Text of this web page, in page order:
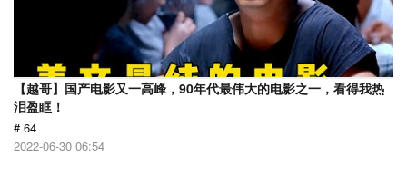
【越哥】国产电影又一高峰，90年代最伟大的电影之一，看得我热
泪盈眶！
# 64
2022-06-30 06:54